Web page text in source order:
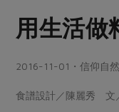
肉品・水產
蛋料理
當季產品
合作25-經典快閃最後
合作25-精選產品第四
樂齡生活
關注議題
合作社組織
員工與求才
產品檢驗
用生活做
2016-11-01・信仰自
食譜設計／陳麗秀